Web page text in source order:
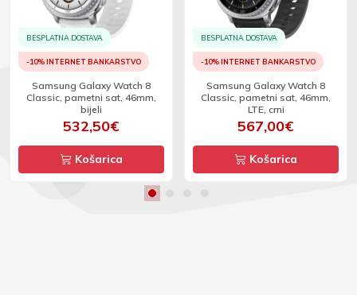
BESPLATNA DOSTAVA
-10% INTERNET BANKARSTVO
Samsung Galaxy Watch 8
Classic, pametni sat, 46mm,
bijeli
532,50€
Košarica
BESPLATNA DOSTAVA
-10% INTERNET BANKARSTVO
Samsung Galaxy Watch 8
Classic, pametni sat, 46mm,
LTE, crni
567,00€
Košarica